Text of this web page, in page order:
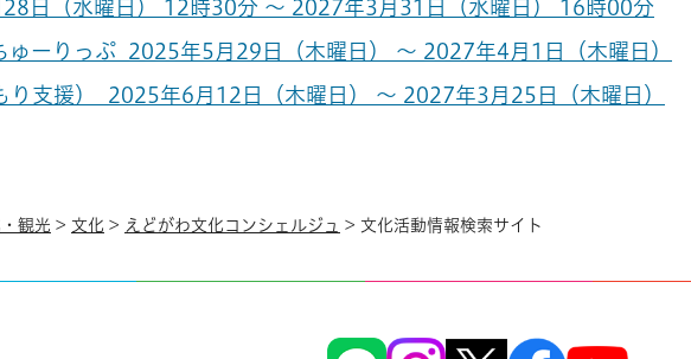
日（水曜日） 12時30分 ～ 2027年3月31日（水曜日） 16時00分
ゅーりっぷ 2025年5月29日（木曜日） ～ 2027年4月1日（木曜日）
り支援） 2025年6月12日（木曜日） ～ 2027年3月25日（木曜日）
観光 > 文化 > えどがわ文化コンシェルジュ > 文化活動情報検索サイト